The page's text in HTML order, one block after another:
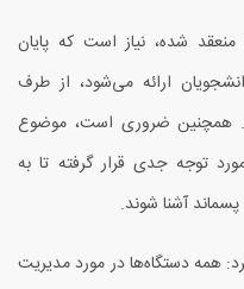
شده، نیاز است که پایان
ارائه می‌شود، از طرف
همچنین ضروری است، موضوع
توجه جدی قرار گرفته تا به
آشنا شوند.
همه دستگاه‌ها در مورد مدیریت